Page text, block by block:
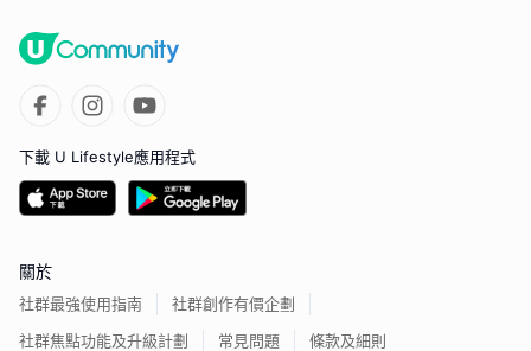
下載 U Lifestyle應用程式
關於
社群最強使用指南
社群創作有價企劃
社群焦點功能及升級計劃
常見問題 條款及細則